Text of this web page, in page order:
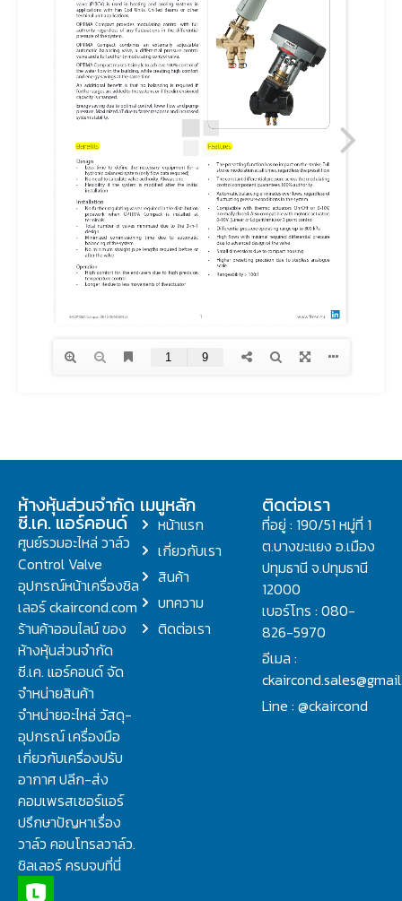
ห้างหุ้นส่วนจำกัด
ซี.เค. แอร์คอนด์
ศูนย์รวมอะไหล่ วาล์ว
Control Valve
อุปกรณ์หน้าเครื่องชิล
เลอร์ ckaircond.com
ร้านค้าออนไลน์ ของ
ห้างหุ้นส่วนจำกัด
ซี.เค. แอร์คอนด์ จัด
จำหน่ายสินค้า
จำหน่ายอะไหล่ วัสดุ-
อุปกรณ์ เครื่องมือ
เกี่ยวกับเครื่องปรับ
อากาศ ปลีก-ส่ง
คอมเพรสเซอร์แอร์
ปรึกษาปัญหาเรื่อง
วาล์ว คอนโทรลวาล์ว.
ชิลเลอร์ ครบจบที่นี่
เมนูหลัก
หน้าแรก
เกี่ยวกับเรา
สินค้า
บทความ
ติดต่อเรา
ติดต่อเรา
ที่อยู่ : 190/51 หมู่ที่ 1
ต.บางขะแยง อ.เมือง
ปทุมธานี จ.ปทุมธานี
12000
เบอร์โทร : 080-
826-5970
อีเมล :
Line : @ckaircond